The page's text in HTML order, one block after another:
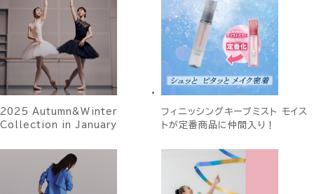
2025 Autumn&Winter
Collection in January
フィニッシングキープミスト モイス
トが定番商品に仲間入り！